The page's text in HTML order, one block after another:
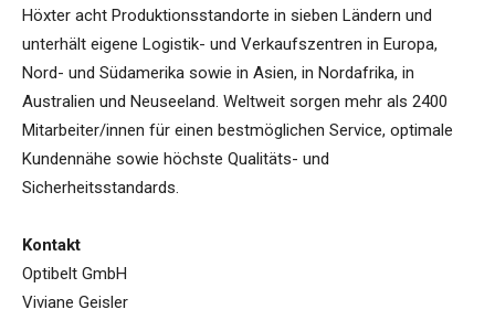
Höxter acht Produktionsstandorte in sieben Ländern und
unterhält eigene Logistik- und Verkaufszentren in Europa,
Nord- und Südamerika sowie in Asien, in Nordafrika, in
Australien und Neuseeland. Weltweit sorgen mehr als 2400
Mitarbeiter/innen für einen bestmöglichen Service, optimale
Kundennähe sowie höchste Qualitäts- und
Sicherheitsstandards.
Kontakt
Optibelt GmbH
Viviane Geisler